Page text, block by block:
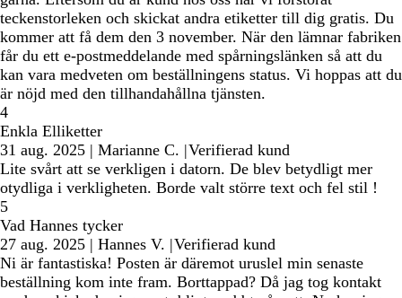
teckenstorleken och skickat andra etiketter till dig gratis. Du
kommer att få dem den 3 november. När den lämnar fabriken
får du ett e-postmeddelande med spårningslänken så att du
kan vara medveten om beställningens status. Vi hoppas att du
är nöjd med den tillhandahållna tjänsten.
4
Enkla Elliketter
31 aug. 2025 | Marianne C. |Verifierad kund
Lite svårt att se verkligen i datorn. De blev betydligt mer
otydliga i verkligheten. Borde valt större text och fel stil !
5
Vad Hannes tycker
27 aug. 2025 | Hannes V. |Verifierad kund
Ni är fantastiska! Posten är däremot uruslel min senaste
beställning kom inte fram. Borttappad? Då jag tog kontakt